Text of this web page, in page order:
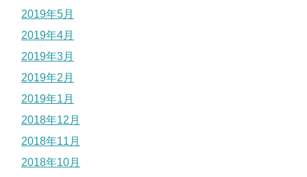
2019年5月
2019年4月
2019年3月
2019年2月
2019年1月
2018年12月
2018年11月
2018年10月